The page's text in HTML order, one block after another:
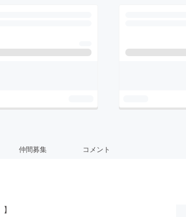
仲間募集 コメント